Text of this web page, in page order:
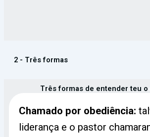
2 - Três formas
Três formas de entender teu o
Chamado por obediência:
liderança e o pastor